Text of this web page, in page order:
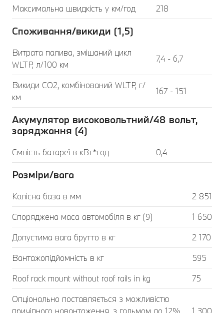
Максимальна швидкість у км/год
218
Споживання/викиди (1,5)
Витрата палива, змішаний цикл
WLTP, л/100 км
7,4 - 6,7
Викиди CO2, комбінований WLTP, г/
км
167 - 151
Акумулятор високовольтний/48 вольт,
заряджання (4)
Ємність батареї в кВт*год 0,4
Розміри/вага
Колісна база в мм
2 851
Споряджена маса автомобіля в кг (9)
1 650
Допустима вага брутто в кг
2 170
Вантажопідйомність в кг
595
Roof rack mount without roof rails in kg
75
Опціонально поставляється з можливістю